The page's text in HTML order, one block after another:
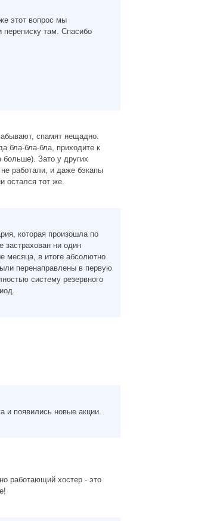
этот вопрос мы
переписку там. Спасибо
спамят нещадно.
бла-бла-бла, приходите к
больше). Зато у других
работали, и даже бэкапы
остался тот же.
которая произошла по
застрахован ни один
месяца, в итоге абсолютно
перенаправлены в первую
систему резервного
и появились новые акции.
работающий хостер - это